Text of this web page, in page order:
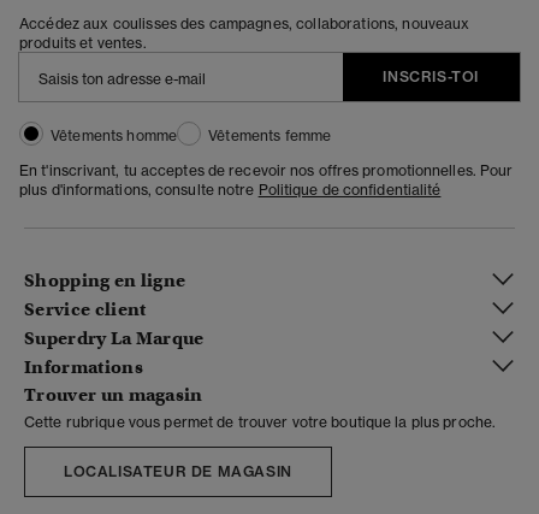
Accédez aux coulisses des campagnes, collaborations, nouveaux
produits et ventes.
INSCRIS-TOI
Vêtements homme
Vêtements femme
En t'inscrivant, tu acceptes de recevoir nos offres promotionnelles. Pour
plus d'informations, consulte notre Politique de confidentialité
Shopping en ligne
Service client
Superdry La Marque
Informations
Trouver un magasin
Cette rubrique vous permet de trouver votre boutique la plus proche.
LOCALISATEUR DE MAGASIN